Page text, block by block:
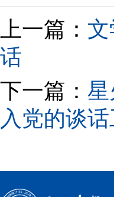
上一篇：
话
下一篇：
入党的谈